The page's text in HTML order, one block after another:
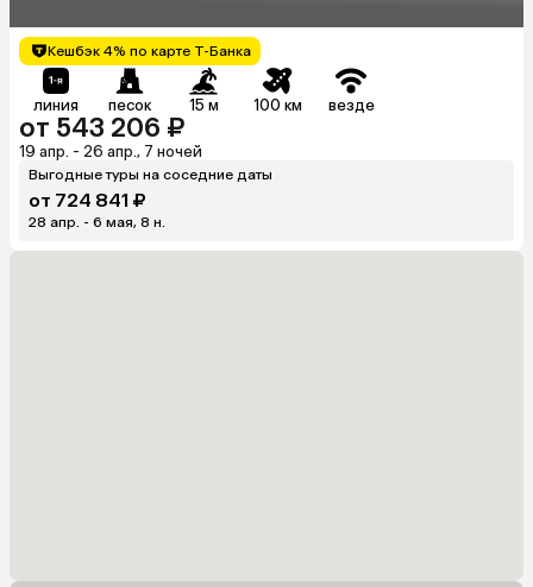
Кешбэк 4% по карте Т-Банка
линия песок 15 м 100 км везде
от 543 206 ₽
19 апр. - 26 апр., 7 ночей
Выгодные туры на соседние даты
от 724 841 ₽
28 апр. - 6 мая, 8 н.